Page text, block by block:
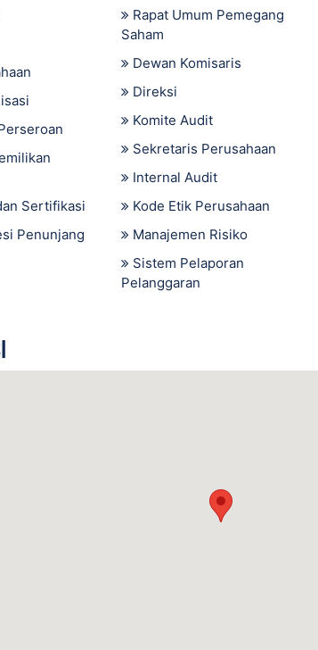
Sertifikasi
Penunjang
Rapat Umum Pemegang
Saham
Dewan Komisaris
Direksi
Komite Audit
Sekretaris Perusahaan
Internal Audit
Kode Etik Perusahaan
Manajemen Risiko
Sistem Pelaporan
Pelanggaran